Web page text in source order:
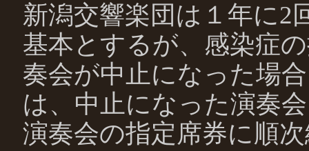
新潟交響楽団は１年に2
基本とするが、感染症
奏会が中止になった場
は、中止になった演奏
演奏会の指定席券に順